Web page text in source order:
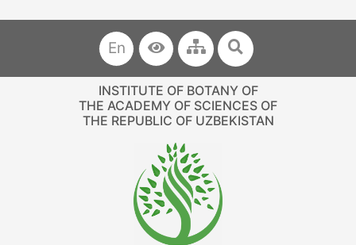
En
INSTITUTE OF BOTANY OF
THE ACADEMY OF SCIENCES OF
THE REPUBLIC OF UZBEKISTAN